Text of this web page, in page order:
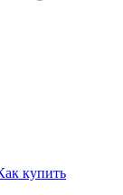
купить